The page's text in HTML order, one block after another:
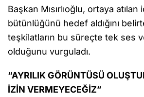
Başkan Mısırlıoğlu, ortaya atılan
bütünlüğünü hedef aldığını
teşkilatların bu süreçte tek ses
olduğunu vurguladı.
“AYRILIK GÖRÜNTÜSÜ
İZİN VERMEYECEĞİZ”